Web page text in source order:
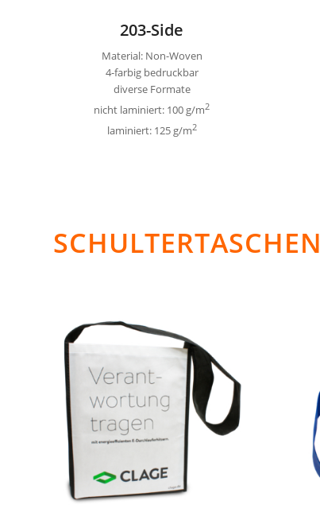
203-Side
Material: Non-Woven
4-farbig bedruckbar
diverse Formate
nicht laminiert: 100 g/m2
laminiert: 125 g/m2
SCHULTERTASCHEN